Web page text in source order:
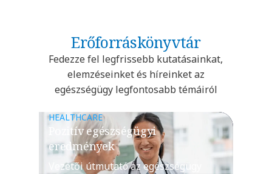
Erőforráskönyvtár
Fedezze fel legfrissebb kutatásainkat,
elemzéseinket és híreinket az
egészségügy legfontosabb témáiról
HEALTHCARE
Pozitív egészségügyi
eredmények
Vezetői útmutató az egészségügy